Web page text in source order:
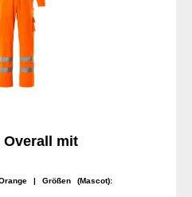
Overall mit
| Größen (Mascot):